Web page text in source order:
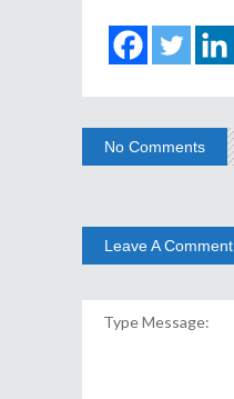
No Comments
Leave A Comment